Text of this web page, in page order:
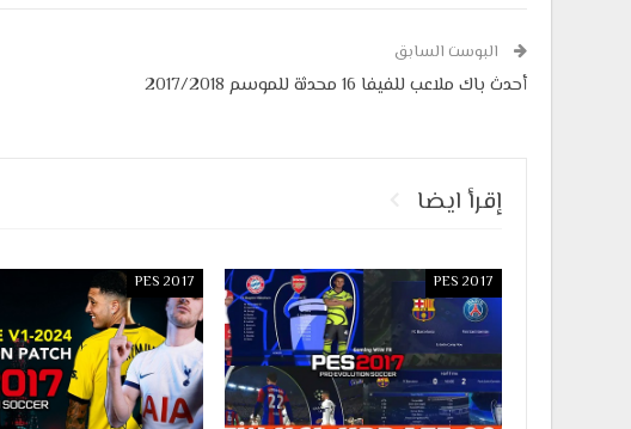
البوست السابق
أحدث باك ملاعب للفيفا 16 محدثة للموسم 2017/2018
إقرأ ايضا
PES 2017
PES 2017